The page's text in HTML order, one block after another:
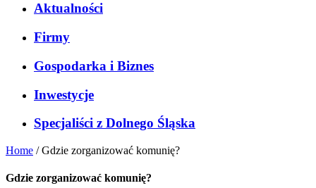
Aktualności
Firmy
Gospodarka i Biznes
Inwestycje
Specjaliści z Dolnego Śląska
Home /Gdzie zorganizować komunię?
Gdzie zorganizować komunię?